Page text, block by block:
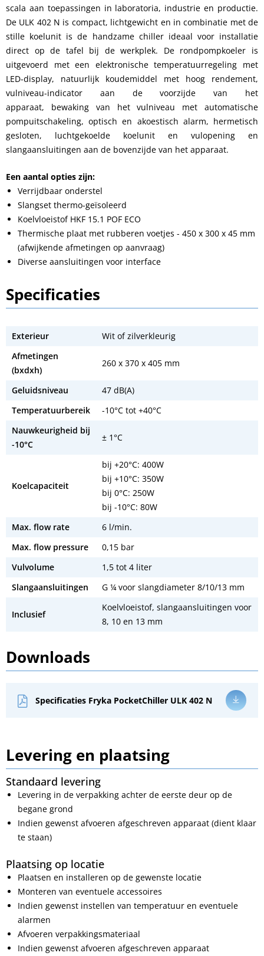
scala aan toepassingen in laboratoria, industrie en productie.
De ULK 402 N is compact, lichtgewicht en in combinatie met de
stille koelunit is de handzame chiller ideaal voor installatie
direct op de tafel bij de werkplek. De rondpompkoeler is
uitgevoerd met een elektronische temperatuurregeling met
LED-display, natuurlijk koudemiddel met hoog rendement,
vulniveau-indicator aan de voorzijde van het
apparaat, bewaking van het vulniveau met automatische
pompuitschakeling, optisch en akoestisch alarm, hermetisch
gesloten, luchtgekoelde koelunit en vulopening en
slangaansluitingen aan de bovenzijde van het apparaat.
Een aantal opties zijn:
Verrijdbaar onderstel
Slangset thermo-geïsoleerd
Koelvloeistof HKF 15.1 POF ECO
Thermische plaat met rubberen voetjes - 450 x 300 x 45 mm
(afwijkende afmetingen op aanvraag)
Diverse aansluitingen voor interface
Specificaties
Exterieur
Wit of zilverkleurig
Afmetingen
(bxdxh)
260 x 370 x 405 mm
Geluidsniveau
47 dB(A)
Temperatuurbereik
-10°C tot +40°C
Nauwkeurigheid bij
-10°C
± 1°C
Koelcapaciteit
bij +20°C: 400W
bij +10°C: 350W
bij 0°C: 250W
bij -10°C: 80W
Max. flow rate
6 l/min.
Max. flow pressure
0,15 bar
Vulvolume
1,5 tot 4 liter
Slangaansluitingen
G ¼ voor slangdiameter 8/10/13 mm
Inclusief
Koelvloeistof, slangaansluitingen voor
8, 10 en 13 mm
Downloads
Specificaties Fryka PocketChiller ULK 402 N
Levering en plaatsing
Standaard levering
Levering in de verpakking achter de eerste deur op de
begane grond
Indien gewenst afvoeren afgeschreven apparaat (dient klaar
te staan)
Plaatsing op locatie
Plaatsen en installeren op de gewenste locatie
Monteren van eventuele accessoires
Indien gewenst instellen van temperatuur en eventuele
alarmen
Afvoeren verpakkingsmateriaal
Indien gewenst afvoeren afgeschreven apparaat